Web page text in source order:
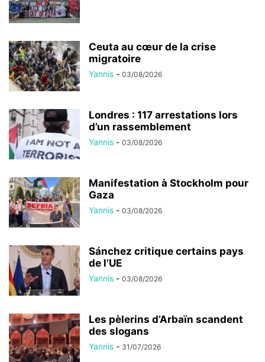
Ceuta au cœur de la crise
migratoire
Yannis - 03/08/2026
Londres : 117 arrestations lors
d’un rassemblement
Yannis - 03/08/2026
Manifestation à Stockholm pour
Gaza
Yannis - 03/08/2026
Sánchez critique certains pays
de l’UE
Yannis - 03/08/2026
Les pèlerins d’Arbaïn scandent
des slogans
Yannis - 31/07/2026